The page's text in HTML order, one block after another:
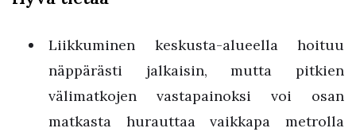
Liikkuminen keskusta-alueella hoituu
näppärästi jalkaisin, mutta pitkien
välimatkojen vastapainoksi voi osan
matkasta hurauttaa vaikkapa metrolla